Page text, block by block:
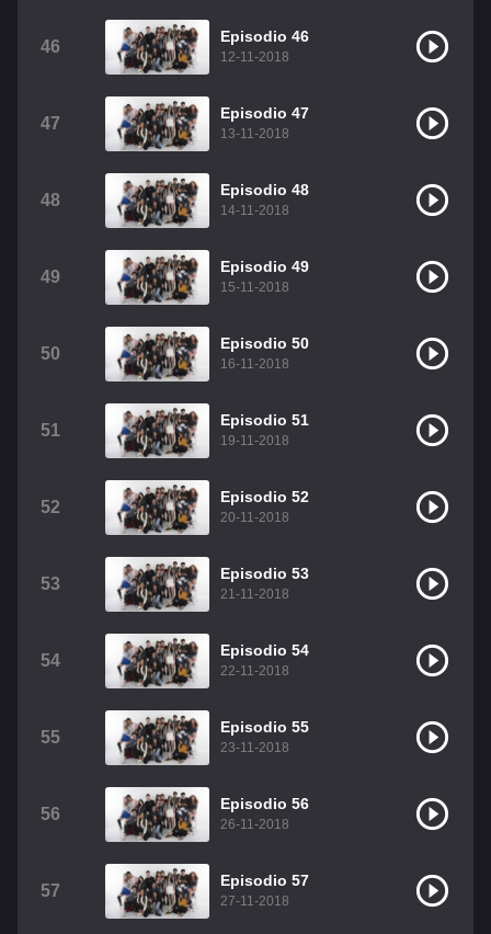
46
Episodio 46
12-11-2018
47
Episodio 47
13-11-2018
48
Episodio 48
14-11-2018
49
Episodio 49
15-11-2018
50
Episodio 50
16-11-2018
51
Episodio 51
19-11-2018
52
Episodio 52
20-11-2018
53
Episodio 53
21-11-2018
54
Episodio 54
22-11-2018
55
Episodio 55
23-11-2018
56
Episodio 56
26-11-2018
57
Episodio 57
27-11-2018